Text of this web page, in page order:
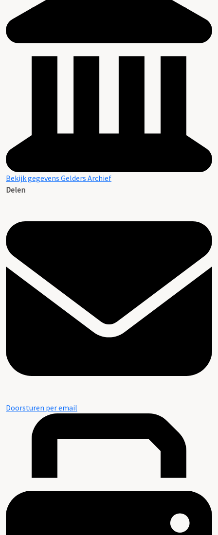
Bekijk gegevens Gelders Archief
Delen
Doorsturen per email